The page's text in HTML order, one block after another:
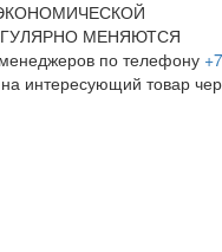
МЕНЯЮТСЯ
по телефону
интересующий товар